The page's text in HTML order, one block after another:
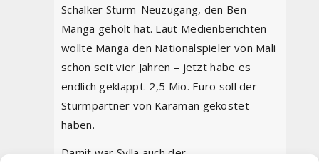
Schalker Sturm-Neuzugang, den Ben
Manga geholt hat. Laut Medienberichten
wollte Manga den Nationalspieler von Mali
schon seit vier Jahren – jetzt habe es
endlich geklappt. 2,5 Mio. Euro soll der
Sturmpartner von Karaman gekostet
haben.
Damit war Sylla auch der…..